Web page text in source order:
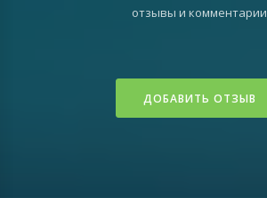
отзывы и комментарии
ДОБАВИТЬ ОТЗЫВ